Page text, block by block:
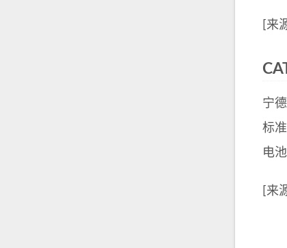
[来
宁
标
电
[来